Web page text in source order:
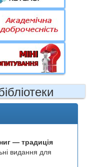
— традиція
видання для